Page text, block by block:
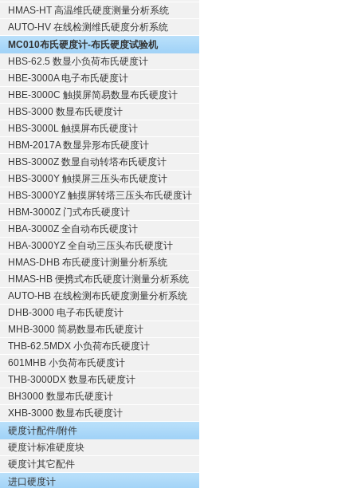
HMAS-HT 高温维氏硬度测量分析系统
AUTO-HV 在线检测维氏硬度分析系统
MC010布氏硬度计-布氏硬度试验机
HBS-62.5 数显小负荷布氏硬度计
HBE-3000A 电子布氏硬度计
HBE-3000C 触摸屏简易数显布氏硬度计
HBS-3000 数显布氏硬度计
HBS-3000L 触摸屏布氏硬度计
HBM-2017A 数显异形布氏硬度计
HBS-3000Z 数显自动转塔布氏硬度计
HBS-3000Y 触摸屏三压头布氏硬度计
HBS-3000YZ 触摸屏转塔三压头布氏硬度计
HBM-3000Z 门式布氏硬度计
HBA-3000Z 全自动布氏硬度计
HBA-3000YZ 全自动三压头布氏硬度计
HMAS-DHB 布氏硬度计测量分析系统
HMAS-HB 便携式布氏硬度计测量分析系统
AUTO-HB 在线检测布氏硬度测量分析系统
DHB-3000 电子布氏硬度计
MHB-3000 简易数显布氏硬度计
THB-62.5MDX 小负荷布氏硬度计
601MHB 小负荷布氏硬度计
THB-3000DX 数显布氏硬度计
BH3000 数显布氏硬度计
XHB-3000 数显布氏硬度计
硬度计配件/附件
硬度计标准硬度块
硬度计其它配件
进口硬度计